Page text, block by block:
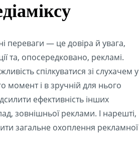
переваги — це довіра й увага,
та, опосередковано, рекламі.
спілкуватися зі слухачем у
момент і в зручній для нього
ефективність інших
зовнішньої реклами. І нарешті,
загальне охоплення рекламної